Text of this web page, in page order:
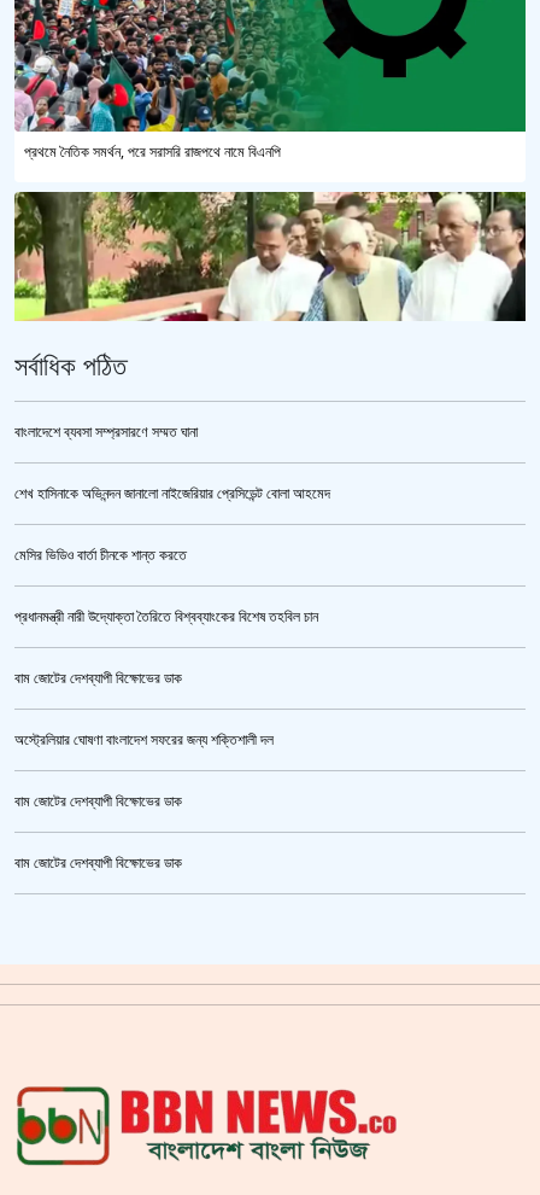
প্রথমে নৈতিক সমর্থন, পরে সরাসরি রাজপথে নামে বিএনপি
‘জুলাই গণঅভ্যুত্থান স্মৃতি জাদুঘর’ উদ্বোধন করলেন প্রধানমন্ত্রী
সর্বাধিক পঠিত
বাংলাদেশে ব্যবসা সম্প্রসারণে সম্মত ঘানা
শেখ হাসিনাকে অভিনন্দন জানালো নাইজেরিয়ার প্রেসিডেন্ট বোলা আহমেদ
মেসির ভিডিও বার্তা চীনকে শান্ত করতে
প্রধানমন্ত্রী নারী উদ্যোক্তা তৈরিতে বিশ্বব্যাংকের বিশেষ তহবিল চান
বাম জোটের দেশব্যাপী বিক্ষোভের ডাক
অস্ট্রেলিয়ার ঘোষণা বাংলাদেশ সফরের জন্য শক্তিশালী দল
বাম জোটের দেশব্যাপী বিক্ষোভের ডাক
বাম জোটের দেশব্যাপী বিক্ষোভের ডাক
গাজীপুর মহাসড়ক অবরোধ,সিটি করপোরেশনের গাড়ি চাপায় শ্রমিক নিহত
জাল ভিসায় ইউরোপে মানুষ পাঠানোর অভিযোগে,শাহজালাল থেকে গ্রেপ্তার পাঁচজন
‘শ্লীলতাহানির সত্যতা’ মিলেছে শিক্ষক মুরাদের বিরুদ্ধে